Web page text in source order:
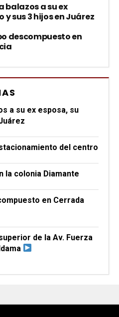
balazos a su ex
y sus 3 hijos en Juárez
descompuesto en
a su ex esposa, su
del centro
la colonia Diamante
en Cerrada
de la Av. Fuerza